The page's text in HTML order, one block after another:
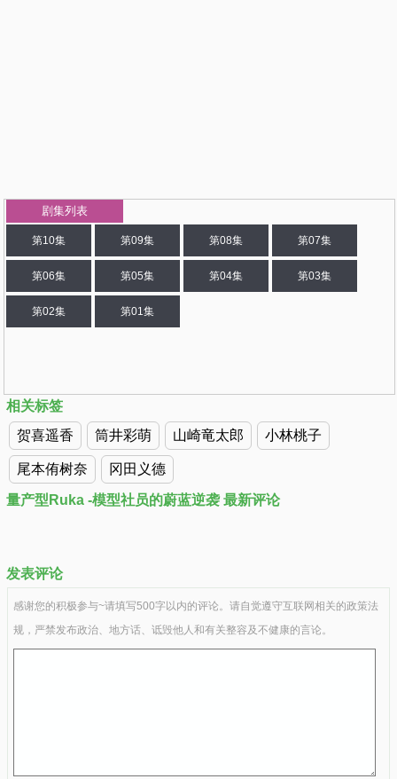
剧集列表
第10集 第09集 第08集 第07集
第06集 第05集 第04集 第03集
第02集 第01集
相关标签
贺喜遥香
筒井彩萌 山崎竜太郎 小林桃子
尾本侑树奈 冈田义德
量产型Ruka -模型社员的蔚蓝逆袭 最新评论
发表评论
感谢您的积极参与~请填写500字以内的评论。请自觉遵守互联网相关的政策法
规，严禁发布政治、地方话、诋毁他人和有关整容及不健康的言论。